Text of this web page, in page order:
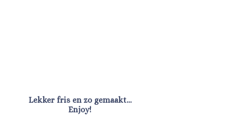
Lekker fris en zo gemaakt…
Enjoy!